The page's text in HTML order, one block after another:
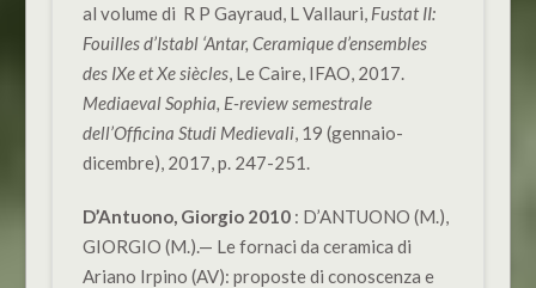
al volume di R P Gayraud, L Vallauri, Fustat II:
Fouilles d’Istabl ‘Antar, Ceramique d’ensembles
des IXe et Xe siècles, Le Caire, IFAO, 2017.
Mediaeval Sophia, E-review semestrale
dell’Officina Studi Medievali, 19 (gennaio-
dicembre), 2017, p. 247-251.
D’Antuono, Giorgio 2010: D’ANTUONO (M.),
GIORGIO (M.).— Le fornaci da ceramica di
Ariano Irpino (AV): proposte di conoscenza e